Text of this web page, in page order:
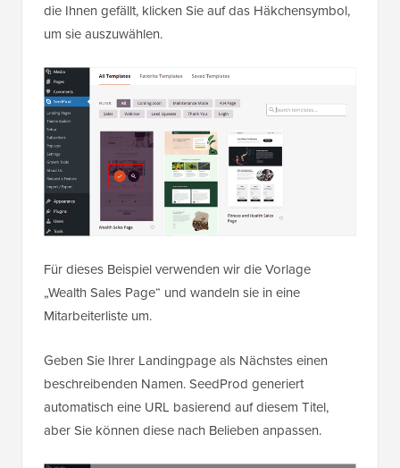
die Ihnen gefällt, klicken Sie auf das Häkchensymbol,
um sie auszuwählen.
Für dieses Beispiel verwenden wir die Vorlage
„Wealth Sales Page“ und wandeln sie in eine
Mitarbeiterliste um.
Geben Sie Ihrer Landingpage als Nächstes einen
beschreibenden Namen. SeedProd generiert
automatisch eine URL basierend auf diesem Titel,
aber Sie können diese nach Belieben anpassen.